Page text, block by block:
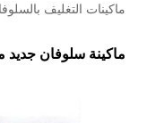
ماكينات التغليف بالسلوفان
ماكينة سلوفان جديد موديل 802 ماركة